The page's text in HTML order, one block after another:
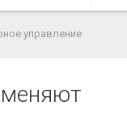
управление